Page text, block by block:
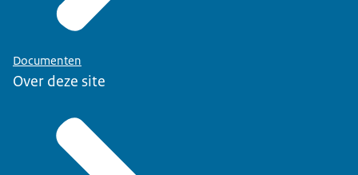
Documenten
Over deze site